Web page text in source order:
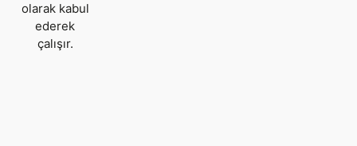
olarak kabul
ederek
çalışır.